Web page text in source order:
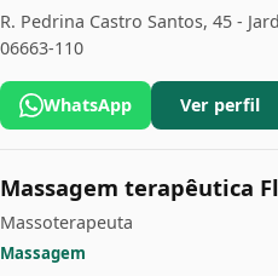
R. Pedrina Castro Santos, 45 -
06663-110
WhatsApp Ver perfil
Massagem terapêutica
Massoterapeuta
Massagem